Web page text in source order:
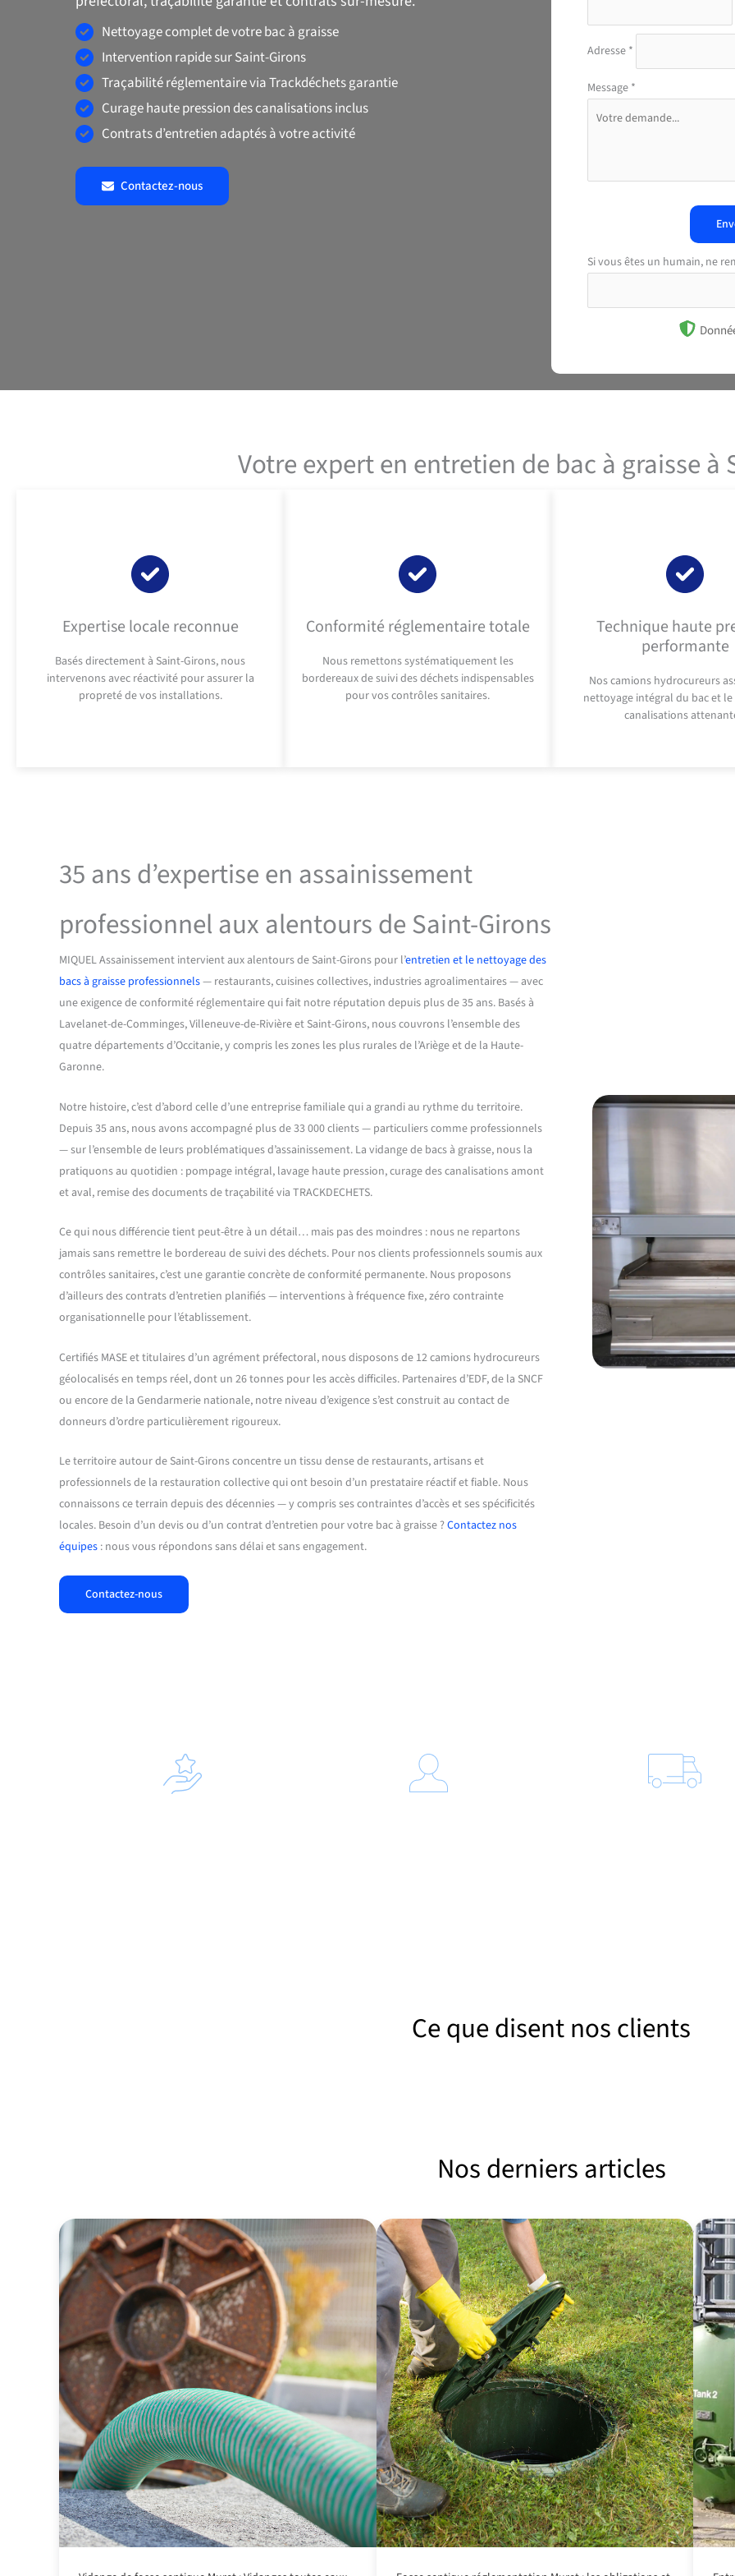
Nettoyage complet de votre bac à graisse
Intervention rapide sur Saint-Girons
Traçabilité réglementaire via Trackdéchets garantie
Curage haute pression des canalisations inclus
Contrats d’entretien adaptés à votre activité
Contactez-nous
Adresse *
Message *
Si vous êtes un humain, ne
Votre expert en entretien de bac à graisse à
Expertise locale reconnue
Basés directement à Saint-Girons, nous
intervenons avec réactivité pour assurer la
propreté de vos installations.
Conformité réglementaire totale
Nous remettons systématiquement les
bordereaux de suivi des déchets indispensables
pour vos contrôles sanitaires.
Technique haute
performante
Nos camions hydrocureurs
nettoyage intégral du bac et le
canalisations
35 ans d’expertise en assainissement
professionnel aux alentours de Saint-Girons
MIQUEL Assainissement intervient aux alentours de Saint-Girons pour l’entretien et le nettoyage des
bacs à graisse professionnels— restaurants, cuisines collectives, industries agroalimentaires — avec
une exigence de conformité réglementaire qui fait notre réputation depuis plus de 35 ans. Basés à
Lavelanet-de-Comminges, Villeneuve-de-Rivière et Saint-Girons, nous couvrons l’ensemble des
quatre départements d’Occitanie, y compris les zones les plus rurales de l’Ariège et de la Haute-
Garonne.
Notre histoire, c’est d’abord celle d’une entreprise familiale qui a grandi au rythme du territoire.
Depuis 35 ans, nous avons accompagné plus de 33 000 clients — particuliers comme professionnels
— sur l’ensemble de leurs problématiques d’assainissement. La vidange de bacs à graisse, nous la
pratiquons au quotidien : pompage intégral, lavage haute pression, curage des canalisations amont
et aval, remise des documents de traçabilité via TRACKDECHETS.
Ce qui nous différencie tient peut-être à un détail… mais pas des moindres : nous ne repartons
jamais sans remettre le bordereau de suivi des déchets. Pour nos clients professionnels soumis aux
contrôles sanitaires, c’est une garantie concrète de conformité permanente. Nous proposons
d’ailleurs des contrats d’entretien planifiés — interventions à fréquence fixe, zéro contrainte
organisationnelle pour l’établissement.
Certifiés MASE et titulaires d’un agrément préfectoral, nous disposons de 12 camions hydrocureurs
géolocalisés en temps réel, dont un 26 tonnes pour les accès difficiles. Partenaires d’EDF, de la SNCF
ou encore de la Gendarmerie nationale, notre niveau d’exigence s’est construit au contact de
donneurs d’ordre particulièrement rigoureux.
Le territoire autour de Saint-Girons concentre un tissu dense de restaurants, artisans et
professionnels de la restauration collective qui ont besoin d’un prestataire réactif et fiable. Nous
connaissons ce terrain depuis des décennies — y compris ses contraintes d’accès et ses spécificités
locales. Besoin d’un devis ou d’un contrat d’entretien pour votre bac à graisse ?Contactez nos
équipes : nous vous répondons sans délai et sans engagement.
Contactez-nous
Ce que disent nos clients
Nos derniers articles